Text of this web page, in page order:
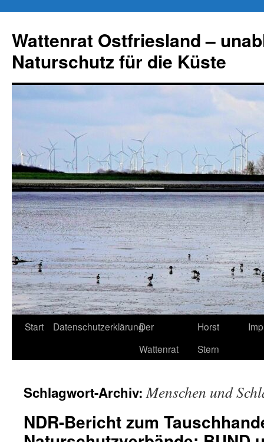
springen
Wattenrat Ostfriesland –
Naturschutz für die Küste
Start DatenschutzerklärungDer
Wattenrat
Horst
Stern
Schlagwort-Archiv:Menschen und
NDR-Bericht zum